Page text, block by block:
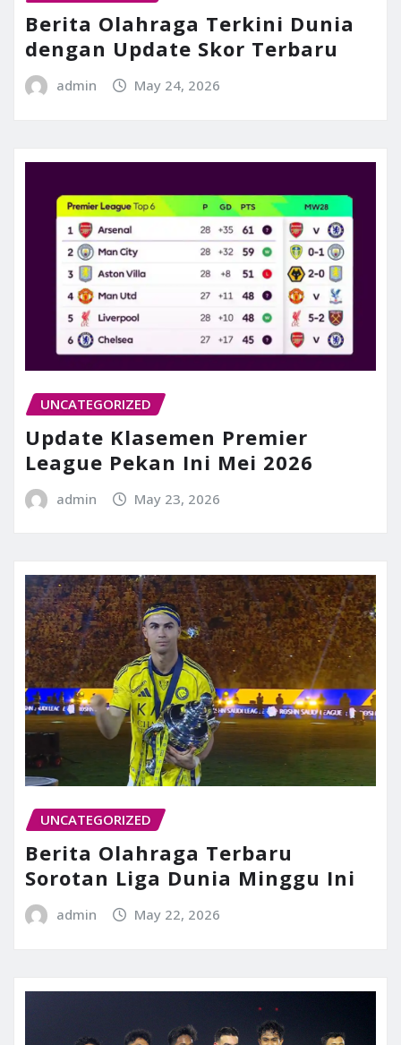
Berita Olahraga Terkini Dunia
dengan Update Skor Terbaru
admin May 24, 2026
UNCATEGORIZED
Update Klasemen Premier
League Pekan Ini Mei 2026
admin May 23, 2026
UNCATEGORIZED
Berita Olahraga Terbaru
Sorotan Liga Dunia Minggu Ini
admin May 22, 2026